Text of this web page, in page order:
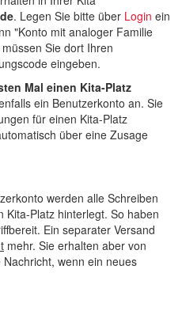
. Legen Sie bitte über Login ein
"Konto mit analoger Familie
Sie dort Ihren
eingeben.
Mal einen Kita-Platz
ein Benutzerkonto an. Sie
für einen Kita-Platz
über eine Zusage
werden alle Schreiben
Kita-Platz hinterlegt. So haben
Ein separater Versand
mehr. Sie erhalten aber von
wenn ein neues